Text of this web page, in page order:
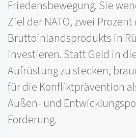
Friedensbewegung. Sie
Ziel der NATO, zwei Prozent
Bruttoinlandsprodukts in
investieren. Statt Geld in
Aufrüstung zu stecken,
für die Konfliktprävention
Außen- und
Forderung.